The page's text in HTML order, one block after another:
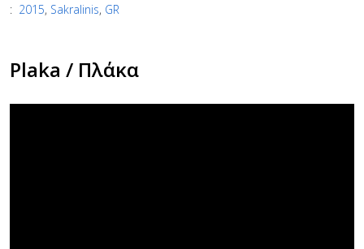
: 2015, Sakralinis, GR
Plaka / Πλάκα